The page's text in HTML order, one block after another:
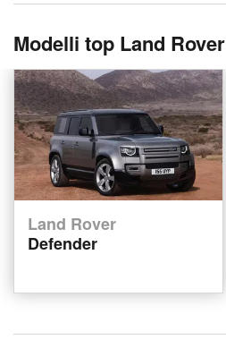
Modelli top Land Rover
Land Rover
Defender